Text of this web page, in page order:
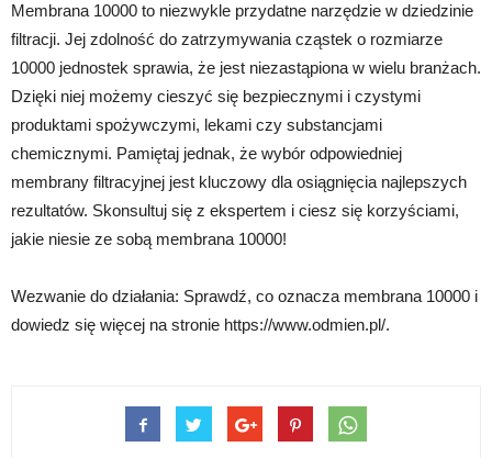
Membrana 10000 to niezwykle przydatne narzędzie w dziedzinie
filtracji. Jej zdolność do zatrzymywania cząstek o rozmiarze
10000 jednostek sprawia, że jest niezastąpiona w wielu branżach.
Dzięki niej możemy cieszyć się bezpiecznymi i czystymi
produktami spożywczymi, lekami czy substancjami
chemicznymi. Pamiętaj jednak, że wybór odpowiedniej
membrany filtracyjnej jest kluczowy dla osiągnięcia najlepszych
rezultatów. Skonsultuj się z ekspertem i ciesz się korzyściami,
jakie niesie ze sobą membrana 10000!
Wezwanie do działania: Sprawdź, co oznacza membrana 10000 i
dowiedz się więcej na stronie https://www.odmien.pl/.